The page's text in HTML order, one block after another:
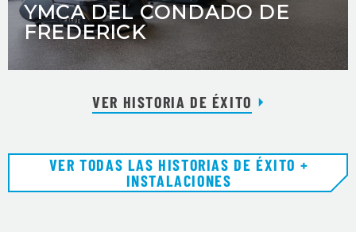
YMCA DEL CONDADO DE
FREDERICK
VER HISTORIA DE ÉXITO
VER TODAS LAS HISTORIAS DE ÉXITO +
INSTALACIONES